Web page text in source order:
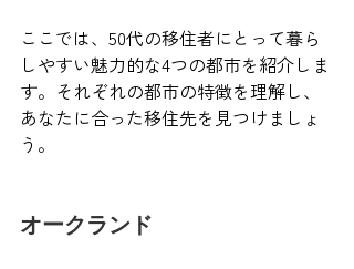
ここでは、50代の移住者にとって暮ら
しやすい魅力的な4つの都市を紹介しま
す。それぞれの都市の特徴を理解し、
あなたに合った移住先を見つけましょ
う。
オークランド